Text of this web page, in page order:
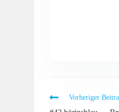
Vorheriger